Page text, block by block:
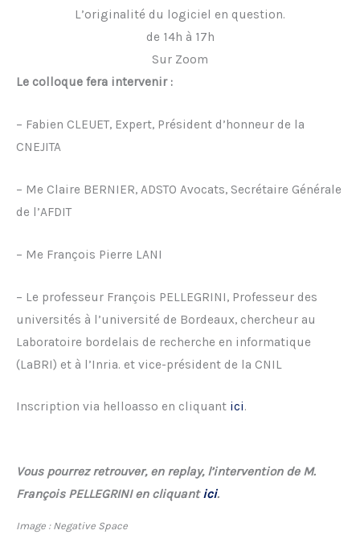
L’originalité du logiciel en question.
de 14h à 17h
Sur Zoom
Le colloque fera intervenir :
– Fabien CLEUET, Expert, Président d’honneur de la
CNEJITA
– Me Claire BERNIER, ADSTO Avocats, Secrétaire Générale
de l’AFDIT
– Me François Pierre LANI
– Le professeur François PELLEGRINI, Professeur des
universités à l’université de Bordeaux, chercheur au
Laboratoire bordelais de recherche en informatique
(LaBRI) et à l’Inria. et vice-président de la CNIL
Inscription via helloasso en cliquant ici.
Vous pourrez retrouver, en replay, l’intervention de M.
François PELLEGRINI en cliquantici.
Image : Negative Space